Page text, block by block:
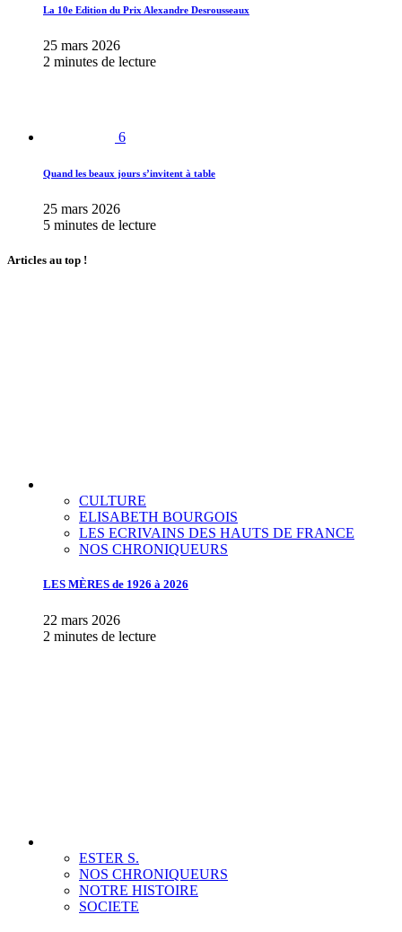
La 10e Edition du Prix Alexandre Desrousseaux
25 mars 2026
2 minutes de lecture
6
Quand les beaux jours s’invitent à table
25 mars 2026
5 minutes de lecture
Articles au top !
CULTURE
ELISABETH BOURGOIS
LES ECRIVAINS DES HAUTS DE FRANCE
NOS CHRONIQUEURS
LES MÈRES de 1926 à 2026
22 mars 2026
2 minutes de lecture
ESTER S.
NOS CHRONIQUEURS
NOTRE HISTOIRE
SOCIETE